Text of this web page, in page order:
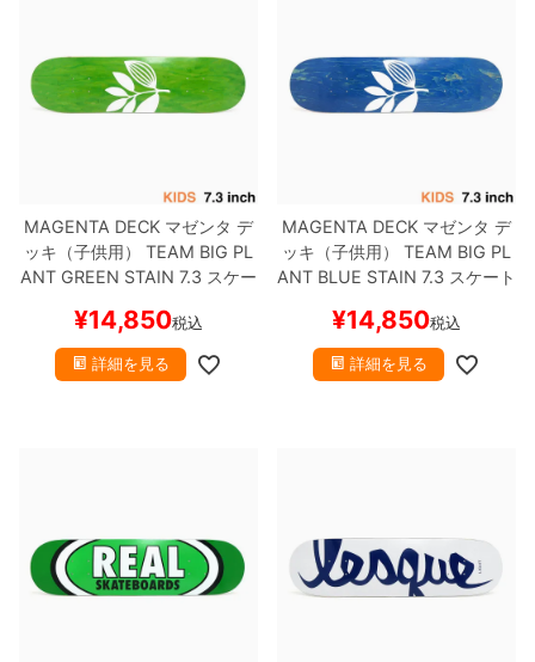
MAGENTA DECK マゼンタ デ
ッキ（子供用）
TEAM BIG PL
ANT GREEN STAIN 7.3 スケー
¥14,850税込
詳細を見る
MAGENTA DECK マゼンタ デ
ッキ（子供用）
TEAM BIG PL
ANT BLUE STAIN 7.3 スケート
¥14,850税込
詳細を見る